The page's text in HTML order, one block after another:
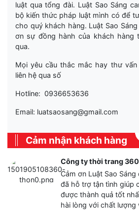
luật qua tổng đài. Luật Sao Sáng
bộ kiến thức pháp luật mình có để
cho quý khách hàng. Luật Sao
ơn sự đồng hành của khách hàng
qua.
Mọi yêu cầu thắc mắc hay thư
liên hệ qua số
Hotline: 0936653636
Email: luatsaosang@gmail.com
Cảm nhận khách hàng
Công ty thời trang 360
Cảm ơn Luật Sao
đã hỗ trợ tận tình giúp
được thành quả tốt
hài lòng với chất lượng